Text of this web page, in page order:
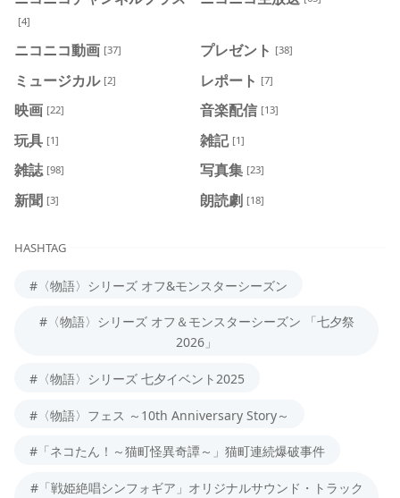
[4]
ニコニコ動画 [37] プレゼント [38]
ミュージカル [2] レポート [7]
映画 [22] 音楽配信 [13]
玩具 [1] 雑記 [1]
雑誌 [98] 写真集 [23]
新聞 [3] 朗読劇 [18]
HASHTAG
#〈物語〉シリーズ オフ&モンスターシーズン
#〈物語〉シリーズ オフ＆モンスターシーズン 「七夕祭
2026」
#〈物語〉シリーズ 七夕イベント2025
#〈物語〉フェス ～10th Anniversary Story～
#「ネコたん！～猫町怪異奇譚～」猫町連続爆破事件
#「戦姫絶唱シンフォギア」オリジナルサウンド・トラック